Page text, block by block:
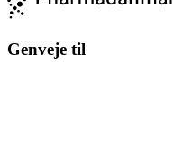
Genveje til